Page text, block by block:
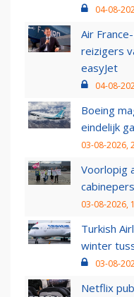
04-08-
Air
reizigers
easyJet
04-08-
Boeing
eindelijk
03-08-2026,
Voorlopig
03-08-2026,
Turkish
winter
03-08-
Netflix